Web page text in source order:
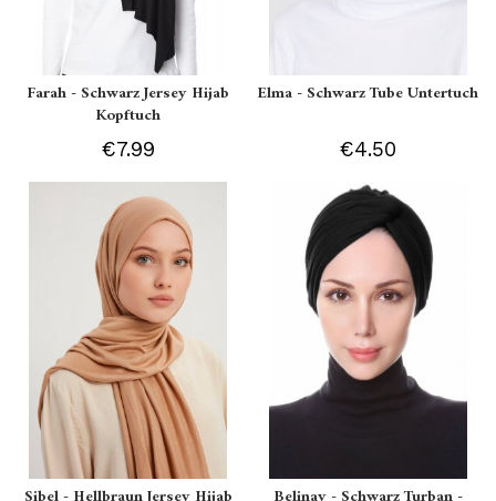
Farah - Schwarz Jersey Hijab
Kopftuch
€7.99
Elma - Schwarz Tube Untertuch
€4.50